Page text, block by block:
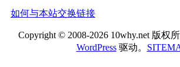
如何与本站交换链接
Copyright © 2008-2026 10why.net 版权
WordPress驱动。